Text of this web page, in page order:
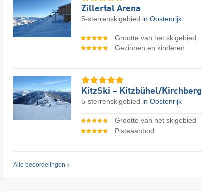
Zillertal Arena
5-sterrenskigebied in Oostenrijk
Grootte van het skigebied
Gezinnen en kinderen
KitzSki – Kitzbühel/​Kirchberg
5-sterrenskigebied in Oostenrijk
Grootte van het skigebied
Pisteaanbod
Alle beoordelingen